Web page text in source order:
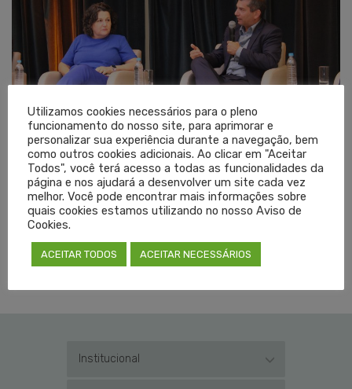
Texto: Antônio Bavaresco
Institucional
Utilizamos cookies necessários para o pleno
funcionamento do nosso site, para aprimorar e
personalizar sua experiência durante a navegação, bem
como outros cookies adicionais. Ao clicar em "Aceitar
Todos", você terá acesso a todas as funcionalidades da
página e nos ajudará a desenvolver um site cada vez
melhor. Você pode encontrar mais informações sobre
quais cookies estamos utilizando no nosso Aviso de
Cookies.
ACEITAR TODOS ACEITAR NECESSÁRIOS